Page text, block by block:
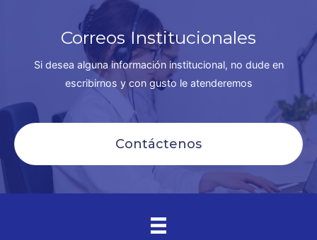
Correos Institucionales
Si desea alguna información institucional, no dude en
escribirnos y con gusto le atenderemos
Contáctenos